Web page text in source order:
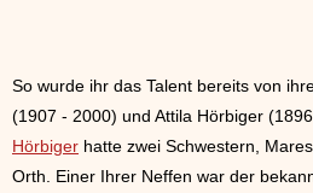
So wurde ihr das Talent bereits von
(1907 - 2000) und Attila Hörbiger
Hörbiger hatte zwei Schwestern,
Orth. Einer Ihrer Neffen war der